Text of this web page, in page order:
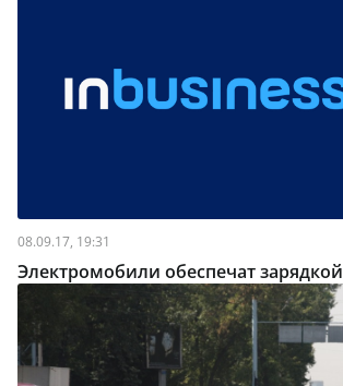
08.09.17, 19:31
Электромобили обеспечат зарядкой